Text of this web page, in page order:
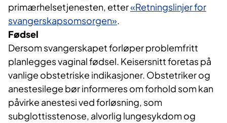
primærhelsetjenesten, etter«Retningslinjer for
svangerskapsomsorgen».
Fødsel
Dersom svangerskapet forløper problemfritt
planlegges vaginal fødsel. Keisersnitt foretas på
vanlige obstetriske indikasjoner. Obstetriker og
anestesilege bør informeres om forhold som kan
påvirke anestesi ved forløsning, som
subglottisstenose, alvorlig lungesykdom og